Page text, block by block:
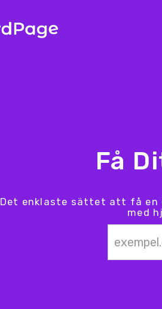
Få
Det enklaste sättet att få en
med